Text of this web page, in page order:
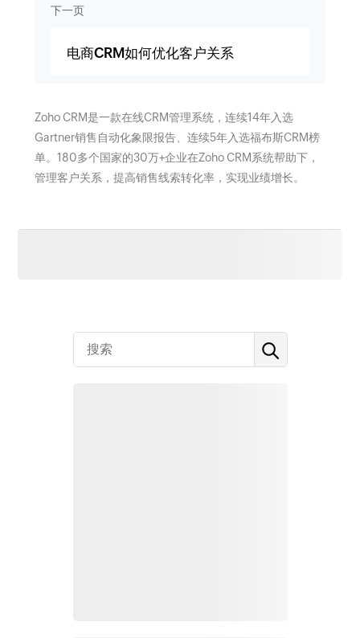
下一页
电商CRM如何优化客户关系
Zoho CRM是一款在线CRM管理系统，连续14年入选
Gartner销售自动化象限报告、连续5年入选福布斯CRM榜
单。180多个国家的30万+企业在Zoho CRM系统帮助下，
管理客户关系，提高销售线索转化率，实现业绩增长。